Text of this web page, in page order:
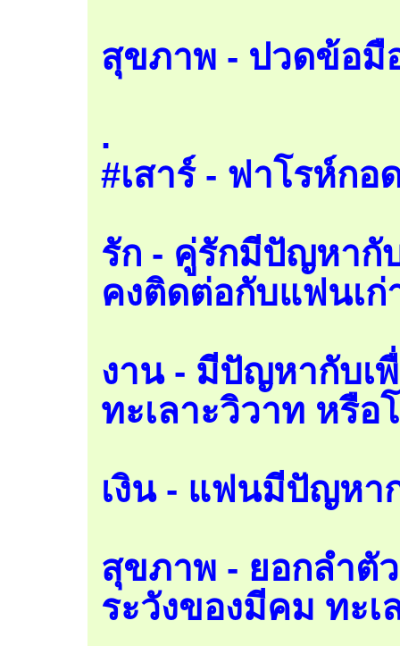
สุขภาพ - ปวดข้อมื
.
#เสาร์ - ฟาโรห์กอ
รัก - คู่รักมีปัญหากั
คงติดต่อกับแฟนเ
งาน - มีปัญหากับเ
ทะเลาะวิวาท หรือ
เงิน - แฟนมีปัญหา
สุขภาพ - ยอกลำตั
ระวังของมีคม ทะเ